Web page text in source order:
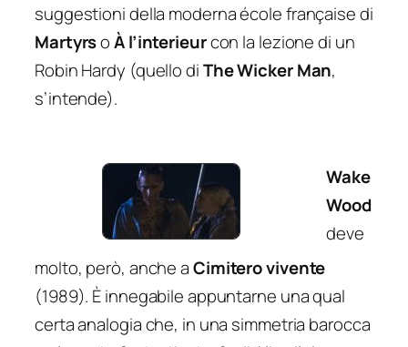
suggestioni della modernaécole françaisedi
MartyrsoÀ l’interieurcon la lezione di un
Robin Hardy (quello diThe Wicker Man,
s’intende).
Wake
Wood
deve
molto, però, anche aCimitero vivente
(1989). È innegabile appuntarne una qual
certa analogia che, in una simmetria barocca